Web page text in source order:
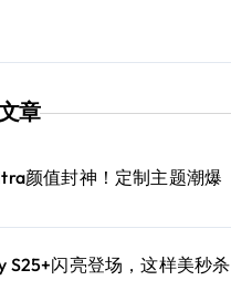
章
颜值封神！定制主题潮爆
S25+闪亮登场，这样美秒杀